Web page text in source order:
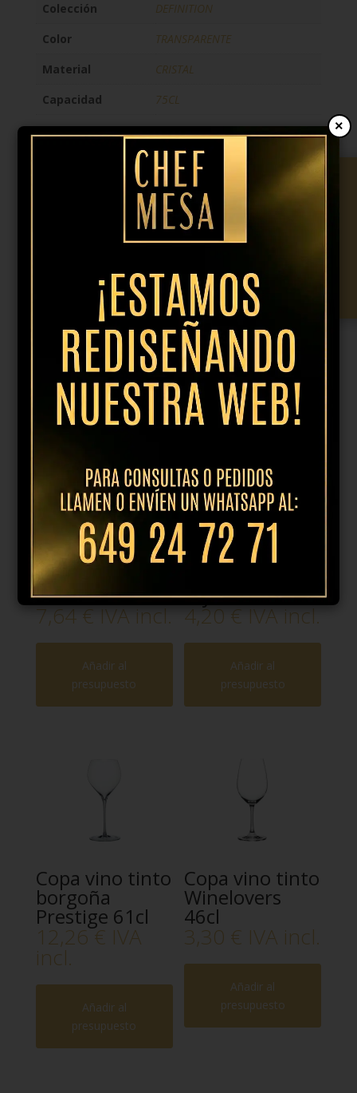
Colección
DEFINITION
Color
TRANSPARENTE
Material
CRISTAL
Capacidad
75CL
15,95€ IVA incl.
Definition
75cl
cantidad
Productos relacionados
Copa vino tinto
Authentis 48cl
7,64 € IVA incl.
Añadir al
presupuesto
Style 63cl
4,20 € IVA incl.
Añadir al
presupuesto
Copa vino tinto
borgoña
Prestige 61cl
12,26€ IVA
incl.
Añadir al
presupuesto
Copa vino tinto
Winelovers
46cl
3,30 € IVA incl.
Añadir al
presupuesto
×